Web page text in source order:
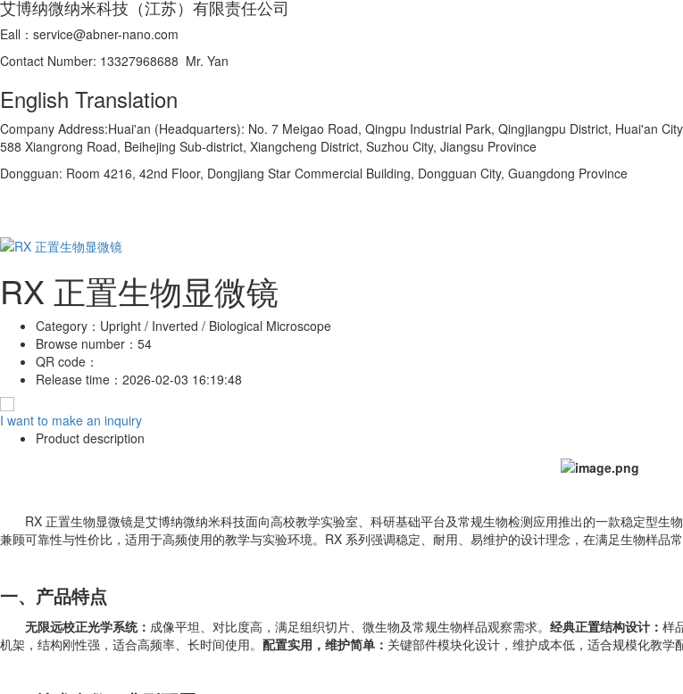
艾博纳微纳米科技（江苏）有限责任公司
Eall：service@abner-nano.com
Contact Number: 13327968688 Mr. Yan
English Translation
Company Address:Huai'an (Headquarters): No. 7 Meigao Road, Qingpu Industrial Park, Qingjiangpu District, Huai'an
588 Xiangrong Road, Beihejing Sub-district, Xiangcheng District, Suzhou City, Jiangsu Province
Dongguan: Room 4216, 42nd Floor, Dongjiang Star Commercial Building, Dongguan City, Guangdong Province
RX 正置生物显微镜
Category： Upright / Inverted / Biological Microscope
Browse number： 54
QR code：
Release time： 2026-02-03 16:19:48
I want to make an inquiry
Product description
RX 正置生物显微镜是艾博纳微纳米科技面向高校教学实验室、科研基础平台及常规生物检测应用推出的一款稳定型
兼顾可靠性与性价比，适用于高频使用的教学与实验环境。RX 系列强调稳定、耐用、易维护的设计理念，在满足生物样品
一、产品特点
无限远校正光学系统： 成像平坦、对比度高，满足组织切片、微生物及常规生物样品观察需求。 经典正置结构设计： 样
机架，结构刚性强，适合高频率、长时间使用。 配置实用，维护简单： 关键部件模块化设计，维护成本低，适合规模化教学配